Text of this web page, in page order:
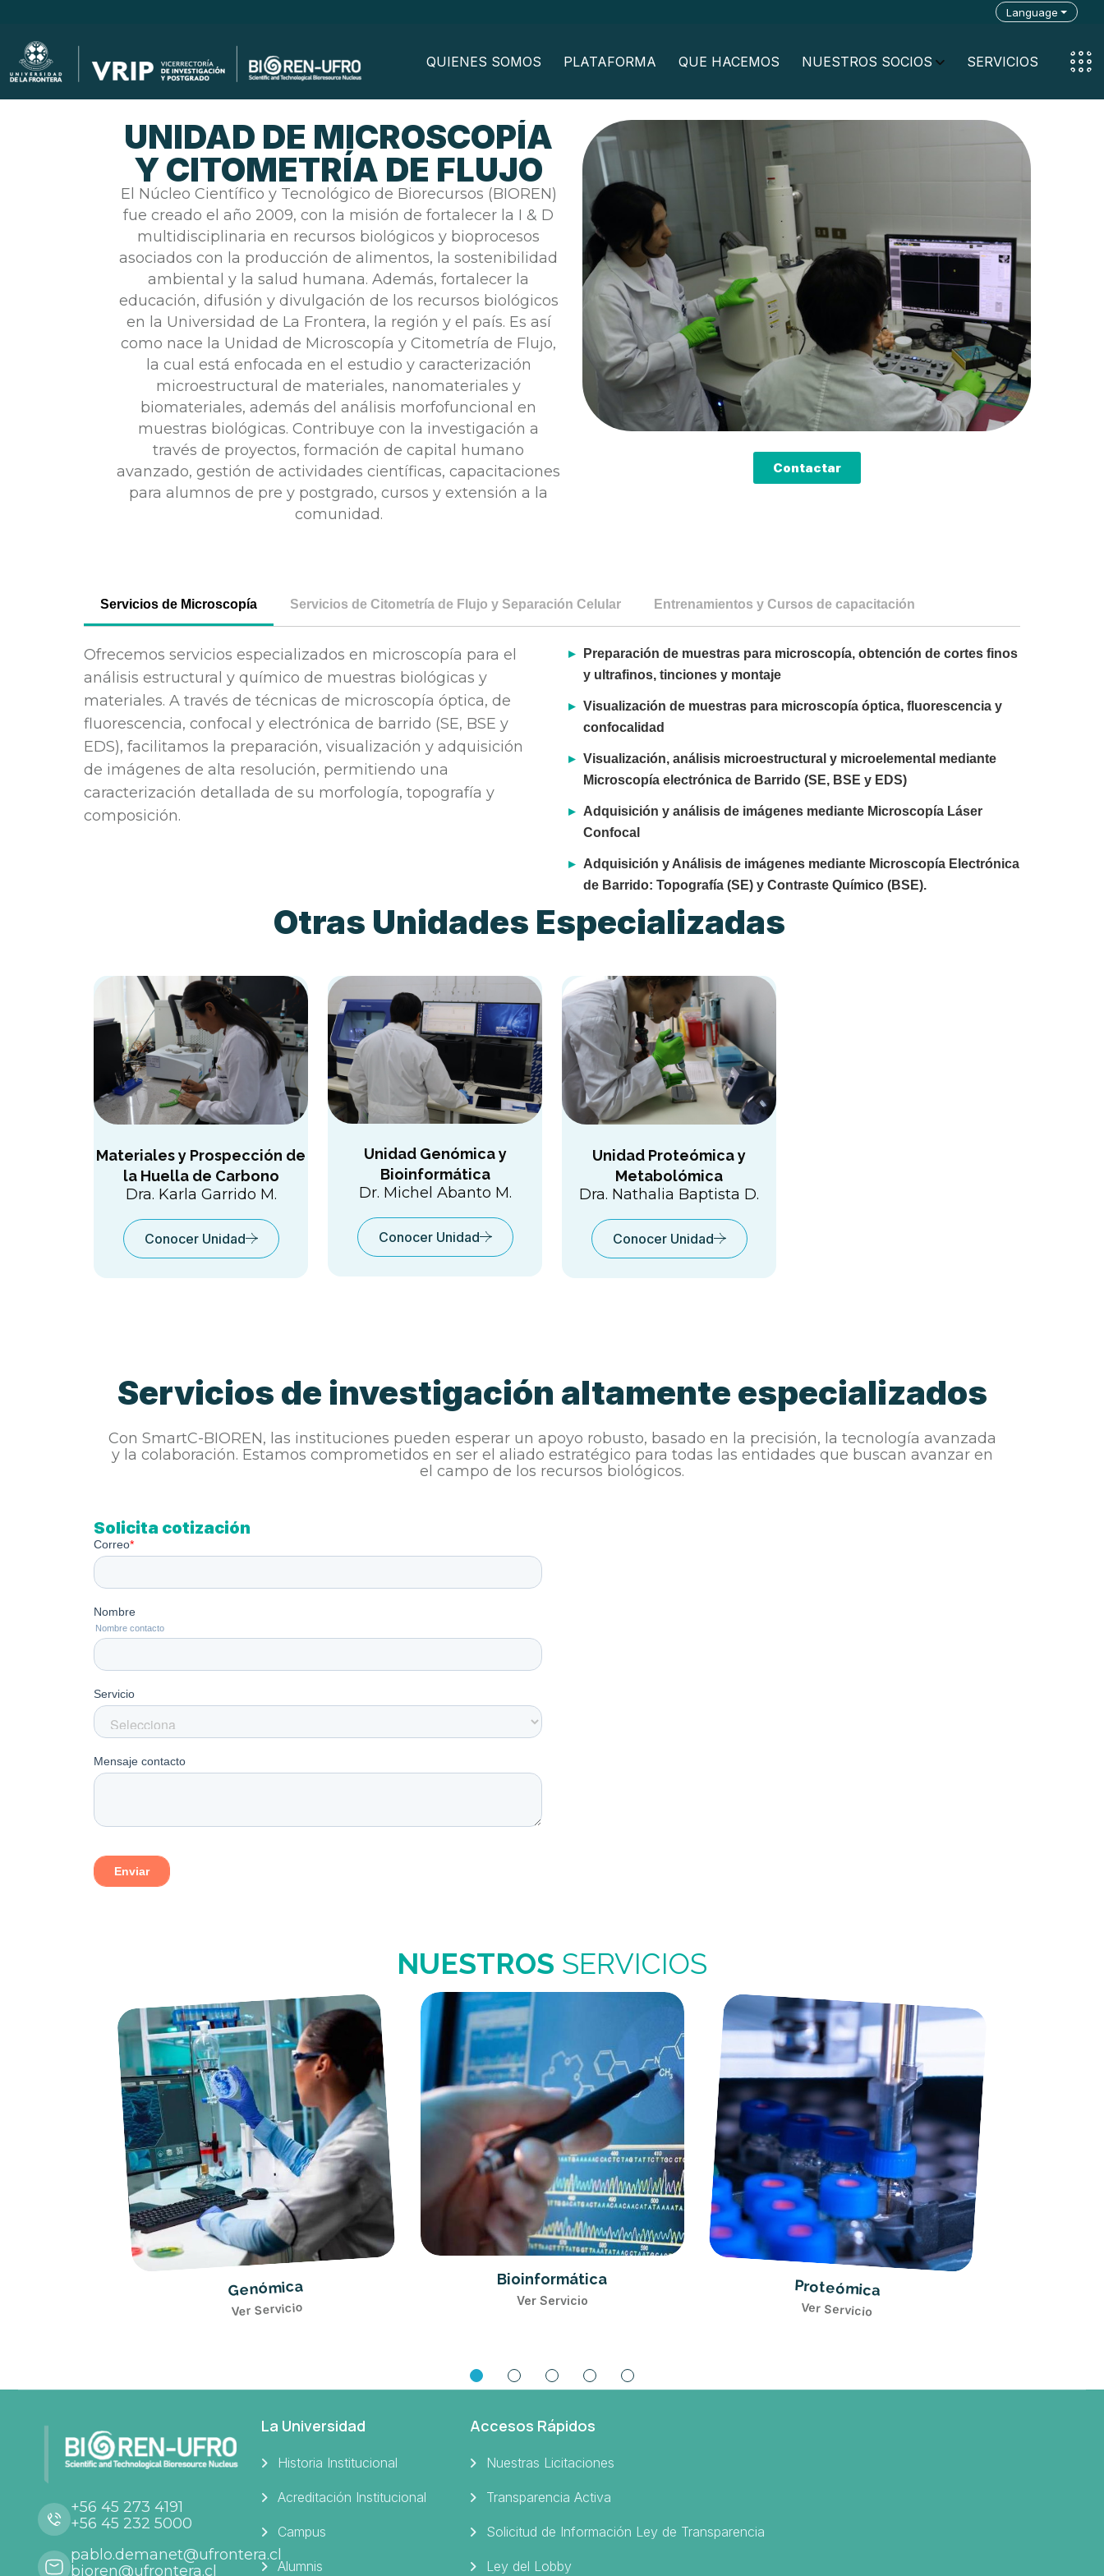
Language
QUIENES SOMOS PLATAFORMA QUE HACEMOS NUESTROS SOCIOS SERVICIOS
UNIDAD DE MICROSCOPÍA
Y CITOMETRÍA DE FLUJO
El Núcleo Científico y Tecnológico de Biorecursos (BIOREN)
fue creado el año 2009, con la misión de fortalecer la I & D
multidisciplinaria en recursos biológicos y bioprocesos
asociados con la producción de alimentos, la sostenibilidad
ambiental y la salud humana. Además, fortalecer la
educación, difusión y divulgación de los recursos biológicos
en la Universidad de La Frontera, la región y el país. Es así
como nace la Unidad de Microscopía y Citometría de Flujo,
la cual está enfocada en el estudio y caracterización
microestructural de materiales, nanomateriales y
biomateriales, además del análisis morfofuncional en
muestras biológicas. Contribuye con la investigación a
través de proyectos, formación de capital humano
avanzado, gestión de actividades científicas, capacitaciones
para alumnos de pre y postgrado, cursos y extensión a la
comunidad.
Contactar
Servicios de Microscopía Servicios de Citometría de Flujo y Separación Celular Entrenamientos y Cursos de capacitación
Ofrecemos servicios especializados en microscopía para el
análisis estructural y químico de muestras biológicas y
materiales. A través de técnicas de microscopía óptica, de
fluorescencia, confocal y electrónica de barrido (SE, BSE y
EDS), facilitamos la preparación, visualización y adquisición
de imágenes de alta resolución, permitiendo una
caracterización detallada de su morfología, topografía y
composición.
Preparación de muestras para microscopía, obtención de cortes finos
y ultrafinos, tinciones y montaje
Visualización de muestras para microscopía óptica, fluorescencia y
confocalidad
Visualización, análisis microestructural y microelemental mediante
Microscopía electrónica de Barrido (SE, BSE y EDS)
Adquisición y análisis de imágenes mediante Microscopía Láser
Confocal
Adquisición y Análisis de imágenes mediante Microscopía Electrónica
de Barrido: Topografía (SE) y Contraste Químico (BSE).
Otras Unidades Especializadas
Materiales y Prospección de
la Huella de Carbono
Dra. Karla Garrido M.
Conocer Unidad
Unidad Genómica y
Bioinformática
Dr. Michel Abanto M.
Conocer Unidad
Unidad Proteómica y
Metabolómica
Dra. Nathalia Baptista D.
Conocer Unidad
Servicios de investigación altamente especializados
Con SmartC-BIOREN, las instituciones pueden esperar un apoyo robusto, basado en la precisión, la tecnología avanzada
y la colaboración. Estamos comprometidos en ser el aliado estratégico para todas las entidades que buscan avanzar en
el campo de los recursos biológicos.
Solicita cotización
NUESTROS SERVICIOS
Genómica
Ver Servicio
Bioinformática
Ver Servicio
Proteómica
Ver Servicio
+56 45 273 4191
+56 45 232 5000
pablo.demanet@ufrontera.cl
bioren@ufrontera.cl
La Universidad
Historia Institucional
Acreditación Institucional
Campus
Alumnis
Accesos Rápidos
Nuestras Licitaciones
Transparencia Activa
Solicitud de Información Ley de Transparencia
Ley del Lobby